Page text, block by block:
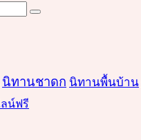
Search
นิทานชาดก นิทานพื้นบ้าน